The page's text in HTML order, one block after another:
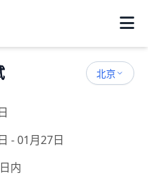
北京
- 01月27日
内